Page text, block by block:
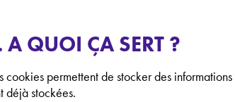
A QUOI ÇA SERT ?
cookies permettent de stocker des
déjà stockées.